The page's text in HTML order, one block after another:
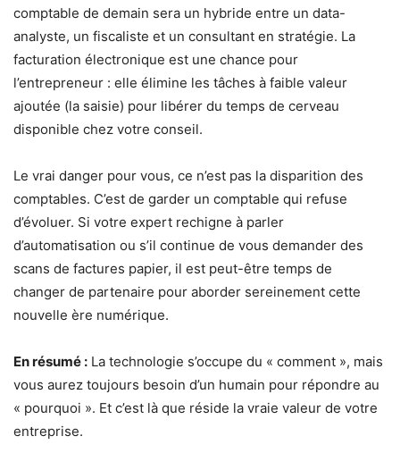
comptable de demain sera un hybride entre un data-
analyste, un fiscaliste et un consultant en stratégie. La
facturation électronique est une chance pour
l’entrepreneur : elle élimine les tâches à faible valeur
ajoutée (la saisie) pour libérer du temps de cerveau
disponible chez votre conseil.
Le vrai danger pour vous, ce n’est pas la disparition des
comptables. C’est de garder un comptable qui refuse
d’évoluer. Si votre expert rechigne à parler
d’automatisation ou s’il continue de vous demander des
scans de factures papier, il est peut-être temps de
changer de partenaire pour aborder sereinement cette
nouvelle ère numérique.
En résumé : La technologie s’occupe du « comment », mais
vous aurez toujours besoin d’un humain pour répondre au
« pourquoi ». Et c’est là que réside la vraie valeur de votre
entreprise.